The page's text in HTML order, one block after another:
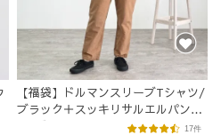
【福袋】ドルマンスリーブTシャツ/
ブラック＋スッキリサルエルパン
ツ/ブラウン
17件